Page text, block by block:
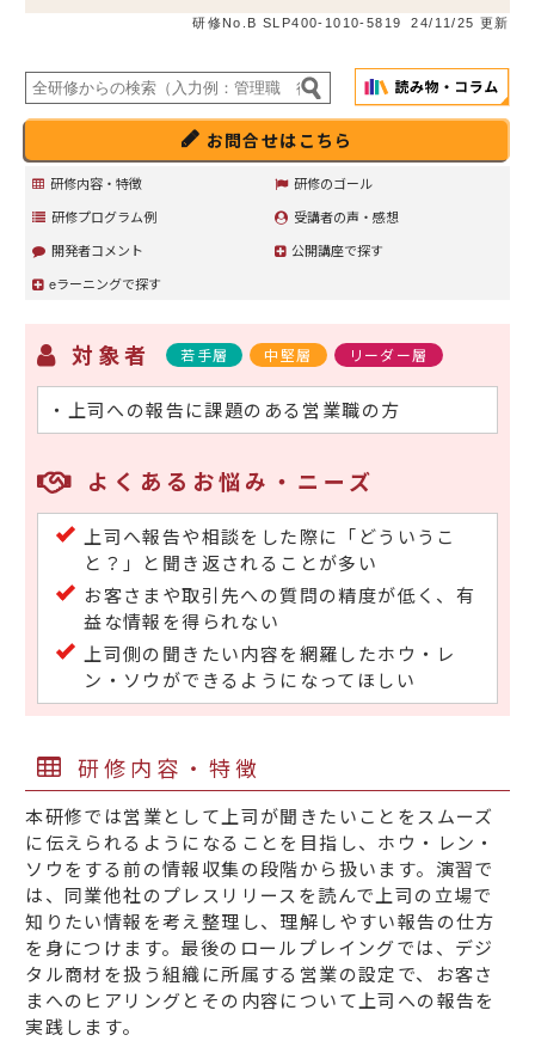
研修No.B SLP400-1010-5819 24/11/25 更新
お問合せはこちら
研修内容・特徴
研修のゴール
研修プログラム例
受講者の声・感想
開発者コメント
公開講座で探す
eラーニングで探す
対象者 若手層 中堅層 リーダー層
・上司への報告に課題のある営業職の方
よくあるお悩み・ニーズ
上司へ報告や相談をした際に「どういうこ
と？」と聞き返されることが多い
お客さまや取引先への質問の精度が低く、有
益な情報を得られない
上司側の聞きたい内容を網羅したホウ・レ
ン・ソウができるようになってほしい
研修内容・特徴
本研修では営業として上司が聞きたいことをスムーズ
に伝えられるようになることを目指し、ホウ・レン・
ソウをする前の情報収集の段階から扱います。演習で
は、同業他社のプレスリリースを読んで上司の立場で
知りたい情報を考え整理し、理解しやすい報告の仕方
を身につけます。最後のロールプレイングでは、デジ
タル商材を扱う組織に所属する営業の設定で、お客さ
まへのヒアリングとその内容について上司への報告を
実践します。